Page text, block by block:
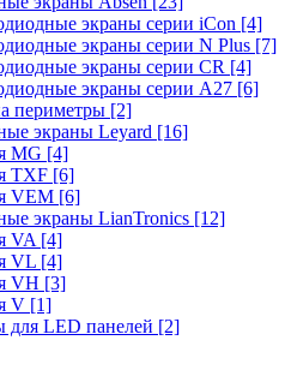
экраны серии iCon [4]
экраны серии N Plus [7]
экраны серии CR [4]
экраны серии А27 [6]
периметры [2]
экраны Leyard [16]
MG [4]
TXF [6]
VEM [6]
экраны LianTronics [12]
VA [4]
VL [4]
VH [3]
V [1]
для LED панелей [2]